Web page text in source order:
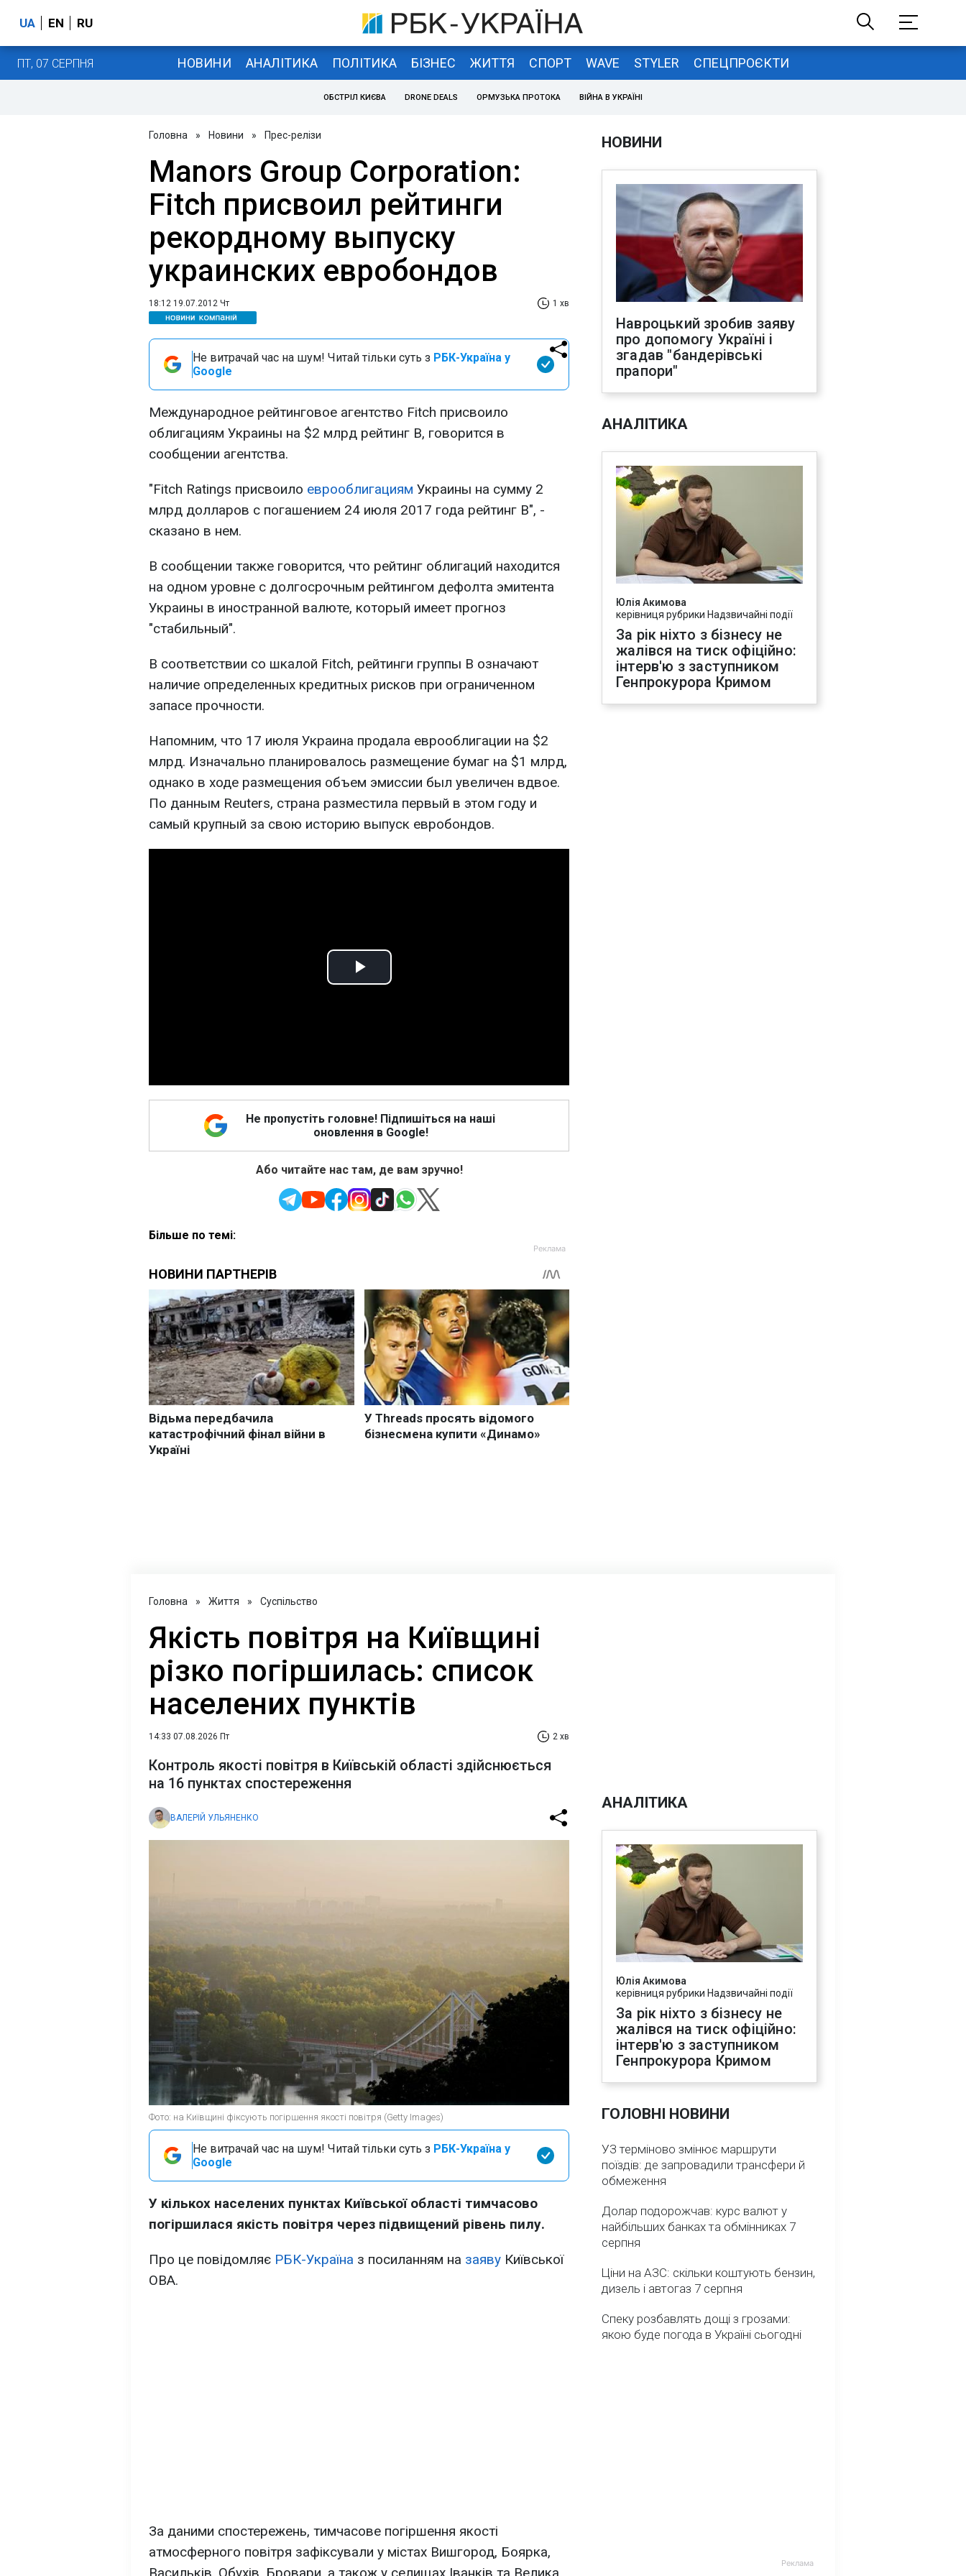
UA EN RU
ПТ, 07 СЕРПНЯ НОВИНИ АНАЛІТИКА ПОЛІТИКА БІЗНЕС ЖИТТЯ СПОРТ WAVE STYLER СПЕЦПРОЄКТИ
ОБСТРІЛ КИЄВА DRONE DEALS ОРМУЗЬКА ПРОТОКА ВІЙНА В УКРАЇНІ
Головна » Новини » Прес-релізи
Manors Group Corporation:
Fitch присвоил рейтинги
рекордному выпуску
украинских евробондов
18:12 19.07.2012 Чт 1 хв
Не витрачай час на шум! Читай тільки суть з РБК-Україна у
Google
Международное рейтинговое агентство Fitch присвоило
облигациям Украины на $2 млрд рейтинг B, говорится в
сообщении агентства.
"Fitch Ratings присвоило еврооблигациям Украины на сумму 2
млрд долларов с погашением 24 июля 2017 года рейтинг B", -
сказано в нем.
В сообщении также говорится, что рейтинг облигаций находится
на одном уровне с долгосрочным рейтингом дефолта эмитента
Украины в иностранной валюте, который имеет прогноз
"стабильный".
В соответствии со шкалой Fitch, рейтинги группы В означают
наличие определенных кредитных рисков при ограниченном
запасе прочности.
Напомним, что 17 июля Украина продала еврооблигации на $2
млрд. Изначально планировалось размещение бумаг на $1 млрд,
однако в ходе размещения объем эмиссии был увеличен вдвое.
По данным Reuters, страна разместила первый в этом году и
самый крупный за свою историю выпуск евробондов.
Play
Не пропустіть головне! Підпишіться на наші
оновлення в Google!
Або читайте нас там, де вам зручно!
Більше по темі:
НОВИНИ
Навроцький зробив заяву
про допомогу Україні і
згадав "бандерівські
прапори"
АНАЛІТИКА
Юлія Акимова
керівниця рубрики Надзвичайні події
За рік ніхто з бізнесу не
жалівся на тиск офіційно:
інтерв'ю з заступником
Генпрокурора Кримом
Головна » Життя » Суспільство
Якість повітря на Київщині
різко погіршилась: список
населених пунктів
14:33 07.08.2026 Пт 2 хв
Контроль якості повітря в Київській області здійснюється
на 16 пунктах спостереження
ВАЛЕРІЙ УЛЬЯНЕНКО
Фото: на Київщині фіксують погіршення якості повітря (Getty Images)
Не витрачай час на шум! Читай тільки суть з РБК-Україна у
Google
У кількох населених пунктах Київської області тимчасово
погіршилася якість повітря через підвищений рівень пилу.
Про це повідомляє РБК-Україна з посиланням на заяву Київської
ОВА.
За даними спостережень, тимчасове погіршення якості
атмосферного повітря зафіксували у містах Вишгород, Боярка,
АНАЛІТИКА
Юлія Акимова
керівниця рубрики Надзвичайні події
За рік ніхто з бізнесу не
жалівся на тиск офіційно:
інтерв'ю з заступником
Генпрокурора Кримом
ГОЛОВНІ НОВИНИ
УЗ терміново змінює маршрути
поїздів: де запровадили трансфери й
обмеження
Долар подорожчав: курс валют у
найбільших банках та обмінниках 7
серпня
Ціни на АЗС: скільки коштують бензин,
дизель і автогаз 7 серпня
Спеку розбавлять дощі з грозами:
якою буде погода в Україні сьогодні